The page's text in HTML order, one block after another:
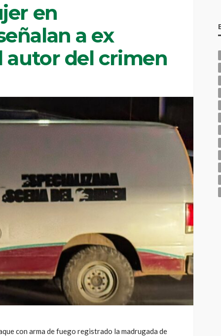
en
a ex
autor del crimen
con arma de fuego registrado la madrugada de